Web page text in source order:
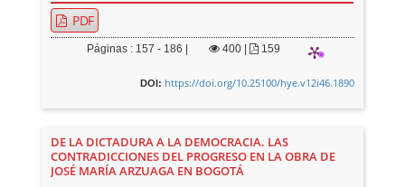
PDF
Páginas : 157 - 186 | 400| 159
DOI: https://doi.org/10.25100/hye.v12i46.1890
DE LA DICTADURA A LA DEMOCRACIA. LAS
CONTRADICCIONES DEL PROGRESO EN LA OBRA DE
JOSÉ MARÍA ARZUAGA EN BOGOTÁ